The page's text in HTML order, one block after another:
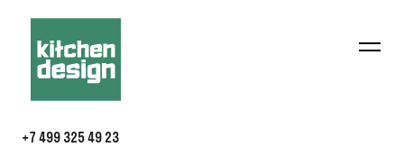
+7 499 325 49 23